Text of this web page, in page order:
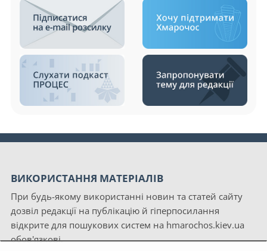
ВИКОРИСТАННЯ МАТЕРІАЛІВ
При будь-якому використанні новин та статей сайту
дозвіл редакції на публікацію й гіперпосилання
відкрите для пошукових систем на hmarochos.kiev.ua
обов'язкові.